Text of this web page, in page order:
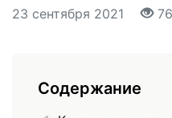
23 сентября 2021
Содержание